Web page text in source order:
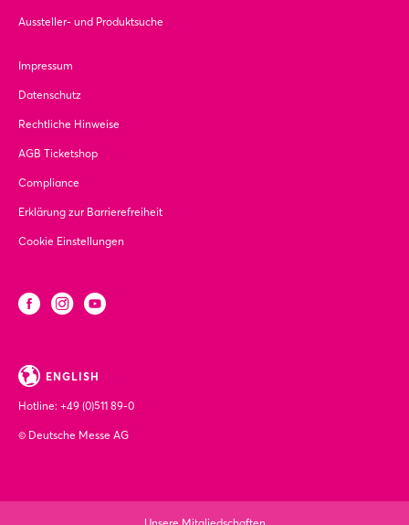
Aussteller- und Produktsuche
Impressum
Datenschutz
Rechtliche Hinweise
AGB Ticketshop
Compliance
Erklärung zur Barrierefreiheit
Cookie Einstellungen
ENGLISH
Hotline: +49 (0)511 89-0
© Deutsche Messe AG